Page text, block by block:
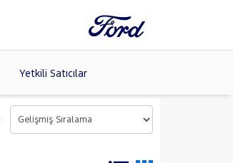
Yetkili Satıcılar